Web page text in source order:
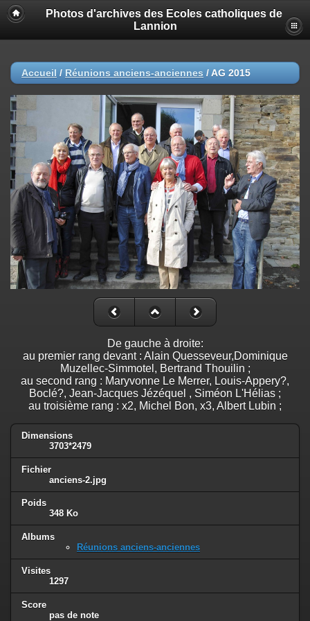
Photos d'archives des Ecoles catholiques de
Lannion
Accueil / Réunions anciens-anciennes / AG 2015
De gauche à droite:
au premier rang devant : Alain Quesseveur,Dominique
Muzellec-Simmotel, Bertrand Thouilin ;
au second rang : Maryvonne Le Merrer, Louis-Appery?,
Boclé?, Jean-Jacques Jézéquel , Siméon L'Hélias ;
au troisième rang : x2, Michel Bon, x3, Albert Lubin ;
Dimensions
3703*2479
Fichier
anciens-2.jpg
Poids
348 Ko
Albums
Réunions anciens-anciennes
Visites
1297
Score
pas de note